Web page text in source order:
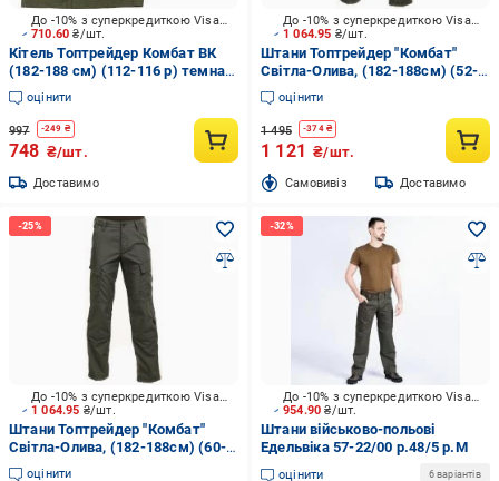
710.60₴/шт.
До -10% з суперкредиткою Visa Вигода
Кітель Топтрейдер Комбат ВК
(182-188 см) (112-116 р) темна-
олива р.XL
оцінити
997 -249 ₴
748 ₴/шт.
Доставимо
1 064.95 ₴/шт.
До -10% з суперкредиткою Visa Вигода
Штани Топтрейдер "Комбат"
Світла-Олива, (182-188см) (52-
54р) р.L
оцінити
1 495 -374₴
1 121 ₴/шт.
Cамовивіз Доставимо
1 064.95 ₴/шт.
До -10% з суперкредиткою Visa Вигода
Штани Топтрейдер "Комбат"
Світла-Олива, (182-188см) (60-
62 р) р.XXL
оцінити
954.90₴/шт.
До -10% з суперкредиткою Visa Вигода
Штани військово-польові
Едельвіка 57-22/00 р.48/5 р.M
оцінити 6 варіантів